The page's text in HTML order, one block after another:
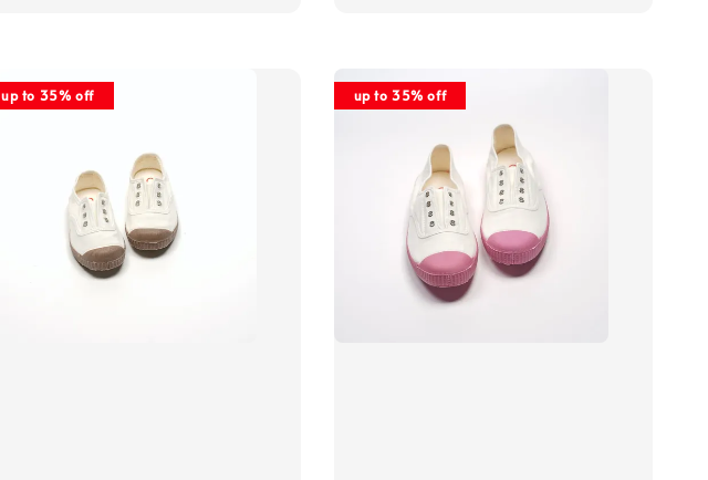
up to 35% off up to 35% off